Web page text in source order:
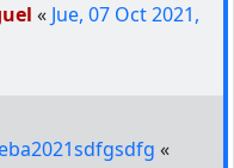
« Jue, 07 Oct 2021,
«